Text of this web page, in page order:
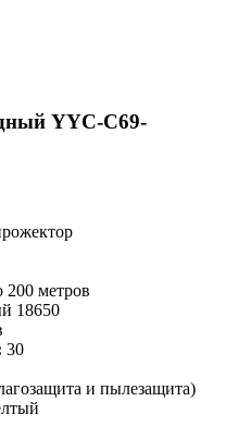
YYC-C69-
200 метров
18650
30
и пылезащита)